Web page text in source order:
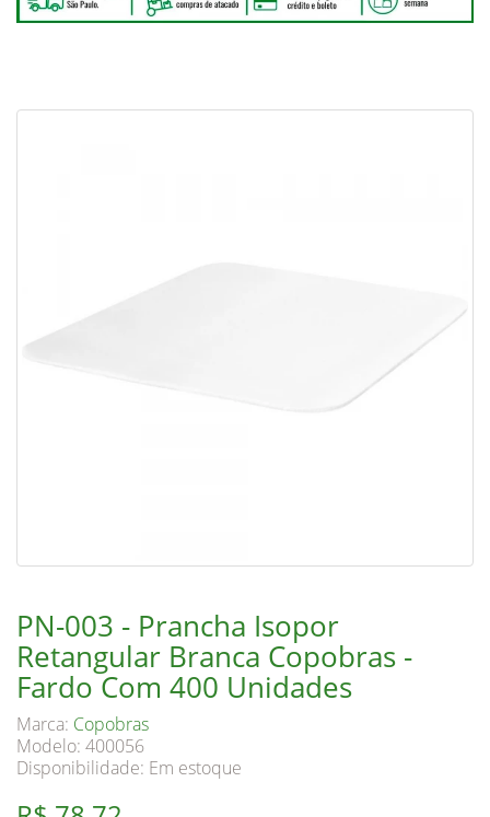
PN-003 - Prancha Isopor
Retangular Branca Copobras -
Fardo Com 400 Unidades
Marca: Copobras
Modelo: 400056
Disponibilidade: Em estoque